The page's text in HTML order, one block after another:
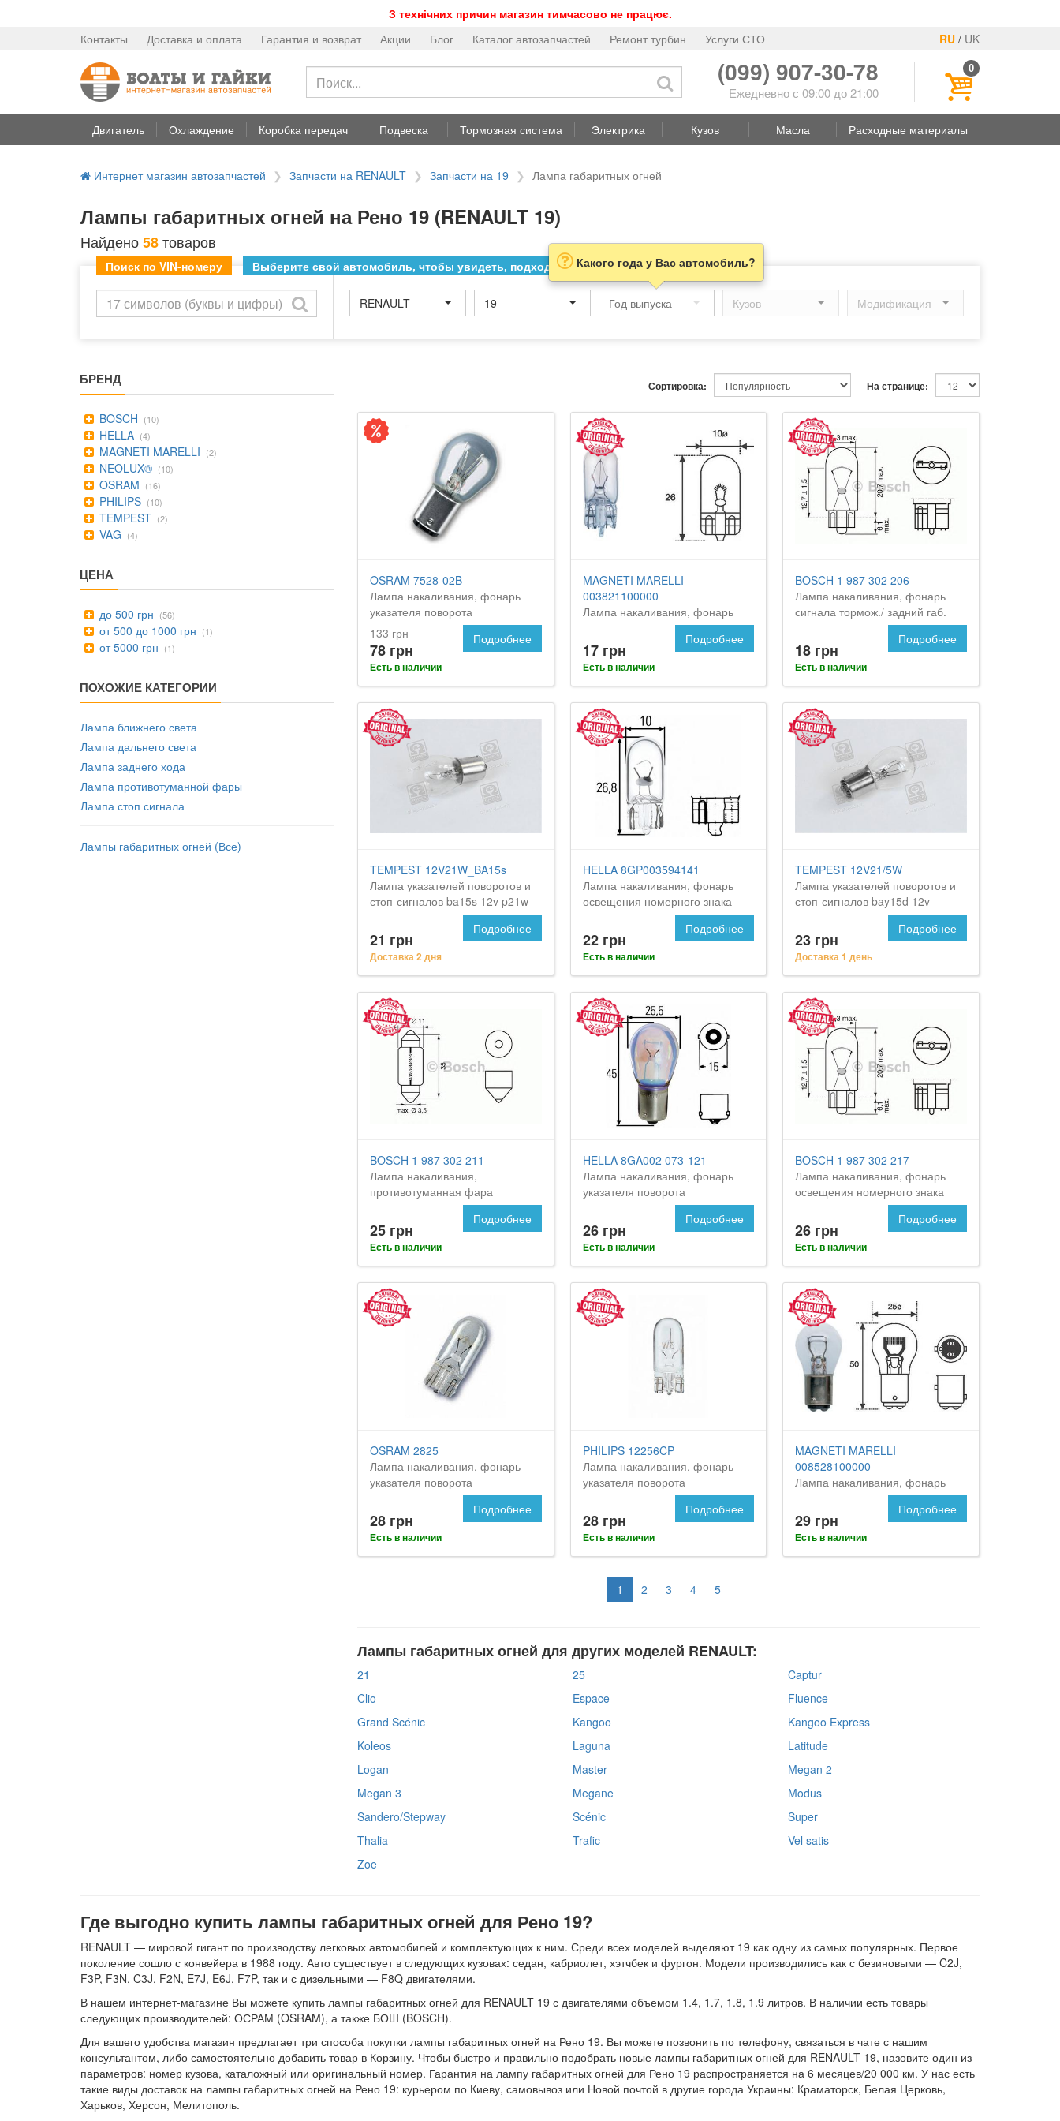
З технічних причин магазин тимчасово не працює.
RU / UK
Контакты Доставка и оплата Гарантия и возврат Акции Блог Каталог автозапчастей Ремонт турбин Услуги СТО
(099) 907-30-78
Ежедневно с 09:00 до 21:00
0
Двигатель Охлаждение Коробка передач Подвеска Тормозная система Электрика Кузов Масла Расходные материалы
Интернет магазин автозапчастей Запчасти на RENAULT Запчасти на 19 Лампа габаритных огней
Лампы габаритных огней на Рено 19 (RENAULT 19)
Найдено58товаров
Поиск по VIN-номеру Выберите свой автомобиль, чтобы увидеть, подходит ли товар к нему
RENAULT 19
Какого года у Вас автомобиль?
БРЕНД
BOSCH (10)
HELLA (4)
MAGNETI MARELLI (2)
NEOLUX® (10)
OSRAM (16)
PHILIPS (10)
TEMPEST (2)
VAG (4)
ЦЕНА
до 500 грн (56)
от 500 до 1000 грн (1)
от 5000 грн (1)
ПОХОЖИЕ КАТЕГОРИИ
Лампа ближнего света
Лампа дальнего света
Лампа заднего хода
Лампа противотуманной фары
Лампа стоп сигнала
Лампы габаритных огней (Все)
На странице:
Сортировка:
OSRAM 7528-02B
Лампа накаливания, фонарь
указателя поворота
133 грн
78 грн
Есть в наличии
Подробнее
MAGNETI MARELLI
003821100000
Лампа накаливания, фонарь
указателя поворота
17 грн
Есть в наличии
Подробнее
BOSCH 1 987 302 206
Лампа накаливания, фонарь
сигнала тормож./ задний габ.
18 грн
Есть в наличии
Подробнее
TEMPEST 12V21W_BA15s
Лампа указателей поворотов и
стоп-сигналов ba15s 12v p21w
21 грн
Доставка 2 дня
Подробнее
HELLA 8GP003594141
Лампа накаливания, фонарь
освещения номерного знака
22 грн
Есть в наличии
Подробнее
TEMPEST 12V21/5W
Лампа указателей поворотов и
стоп-сигналов bay15d 12v
23 грн
Доставка 1 день
Подробнее
BOSCH 1 987 302 211
Лампа накаливания,
противотуманная фара
25 грн
Есть в наличии
Подробнее
HELLA 8GA002 073-121
Лампа накаливания, фонарь
указателя поворота
26 грн
Есть в наличии
Подробнее
BOSCH 1 987 302 217
Лампа накаливания, фонарь
освещения номерного знака
26 грн
Есть в наличии
Подробнее
OSRAM 2825
Лампа накаливания, фонарь
указателя поворота
28 грн
Есть в наличии
Подробнее
PHILIPS 12256CP
Лампа накаливания, фонарь
указателя поворота
28 грн
Есть в наличии
Подробнее
MAGNETI MARELLI
008528100000
Лампа накаливания, фонарь
сигнала торможения
29 грн
Есть в наличии
Подробнее
1 2 3 4 5
Лампы габаритных огней для других моделей RENAULT:
21 25
Captur
Clio
Espace
Fluence
Grand Scénic
Kangoo
Kangoo Express
Koleos
Laguna
Latitude
Logan
Master
Megan 2
Megan 3
Megane
Modus
Sandero/Stepway
Scénic
Super
Thalia
Trafic
Vel satis
Zoe
Где выгодно купить лампы габаритных огней для Рено 19?
RENAULT — мировой гигант по производству легковых автомобилей и комплектующих к ним. Среди всех моделей выделяют 19 как одну из самых популярных. Первое
поколение сошло с конвейера в 1988 году. Авто существует в следующих кузовах: седан, кабриолет, хэтчбек и фургон. Модели производились как с безиновыми — C2J,
F3P, F3N, C3J, F2N, E7J, E6J, F7P, так и с дизельными — F8Q двигателями.
В нашем интернет-магазине Вы можете купить лампы габаритных огней для RENAULT 19 с двигателями объемом 1.4, 1.7, 1.8, 1.9 литров. В наличии есть товары
следующих производителей: ОСРАМ (OSRAM), а также БОШ (BOSCH).
Для вашего удобства магазин предлагает три способа покупки лампы габаритных огней на Рено 19. Вы можете позвонить по телефону, связаться в чате с нашим
консультантом, либо самостоятельно добавить товар в Корзину. Чтобы быстро и правильно подобрать новые лампы габаритных огней для RENAULT 19, назовите один из
параметров: номер кузова, каталожный или оригинальный номер. Гарантия на лампу габаритных огней для Рено 19 распространяется на 6 месяцев/20 000 км. У нас есть
такие виды доставок на лампы габаритных огней на Рено 19: курьером по Киеву, самовывоз или Новой почтой в другие города Украины: Краматорск, Белая Церковь,
Харьков, Херсон, Мелитополь.